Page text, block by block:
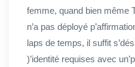
femme, quand bien même
n’a pas déployé
laps de temps, il suffit
)’identité requises avec